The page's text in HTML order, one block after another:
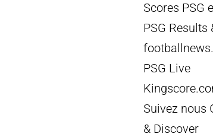
Scores PSG
PSG Results
PSG Live
Suivez nous
& Discover